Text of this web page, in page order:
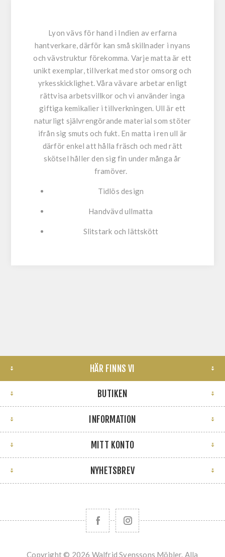
Lyon vävs för hand i Indien av erfarna
hantverkare, därför kan små skillnader i nyans
och vävstruktur förekomma. Varje matta är ett
unikt exemplar, tillverkat med stor omsorg och
yrkesskicklighet. Våra vävare arbetar enligt
rättvisa arbetsvillkor och vi använder inga
giftiga kemikalier i tillverkningen. Ull är ett
naturligt självrengörande material som stöter
ifrån sig smuts och fukt. En matta i ren ull är
därför enkel att hålla fräsch och med rätt
skötsel håller den sig fin under många år
framöver.
Tidlös design
Handvävd ullmatta
Slitstark och lättskött
HÄR FINNS VI
BUTIKEN
INFORMATION
MITT KONTO
NYHETSBREV
Copyright © 2026 Walfrid Svenssons Möbler. Alla